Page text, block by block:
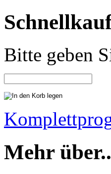
Bitte geben
Mehr